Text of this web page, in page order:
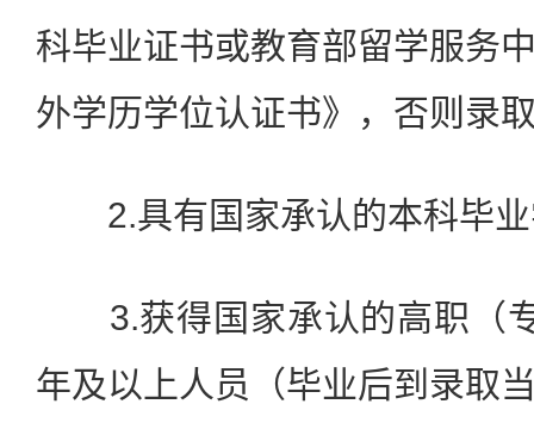
科毕业证书或教育部留学服务
外学历学位认证书》，否则录
2.具有国家承认的本科毕业
3.获得国家承认的高职（
年及以上人员（毕业后到录取